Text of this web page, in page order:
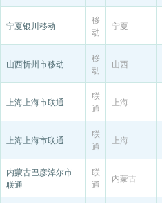
宁夏银川移动
移
动
宁夏
山西忻州市移动
移
动
山西
上海上海市联通
联
通
上海
上海上海市联通
联
通
上海
内蒙古巴彦淖尔市
联通
联
通
内蒙古